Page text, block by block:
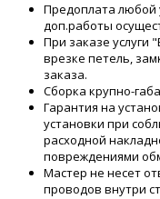
Предоплата любой
доп.работы
При заказе услуги
врезке петель,
заказа.
Сборка крупно-
Гарантия на
установки при
расходной
повреждениями
Мастер не несет
проводов внутри